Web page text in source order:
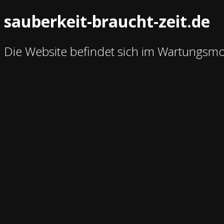
sauberkeit-braucht-zeit.de
Die Website befindet sich im